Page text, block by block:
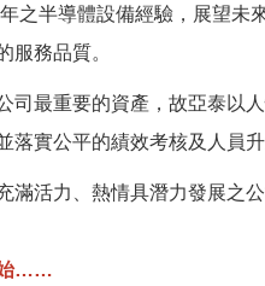
半導體設備經驗，展望未
服務品質。
最重要的資產，故亞泰以
實公平的績效考核及人員升
活力、熱情具潛力發展之公
始……